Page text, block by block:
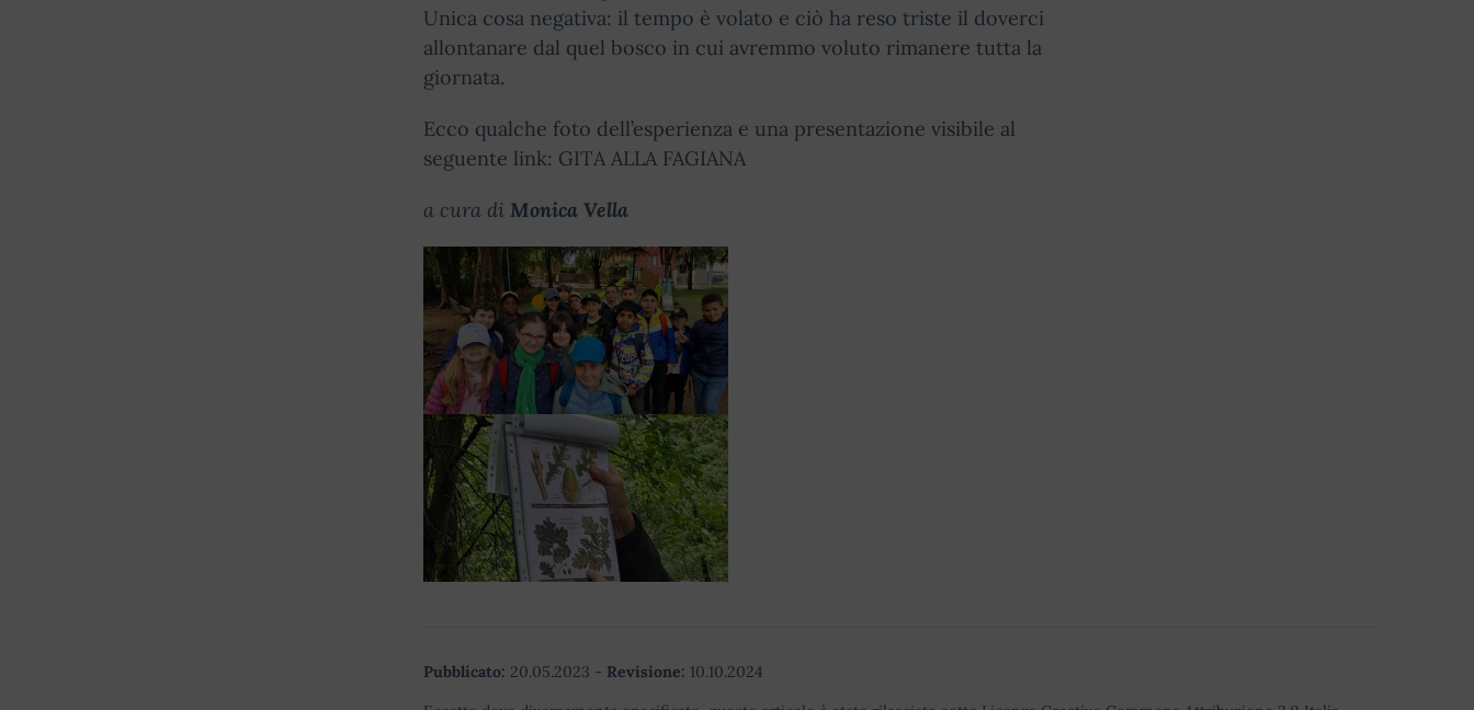
Unica cosa negativa: il tempo è volato e ciò ha reso triste il doverci
allontanare dal quel bosco in cui avremmo voluto rimanere tutta la
giornata.
Ecco qualche foto dell’esperienza e una presentazione visibile al
seguente link: GITA ALLA FAGIANA
a cura di Monica Vella
Pubblicato: 20.05.2023 - Revisione: 10.10.2024